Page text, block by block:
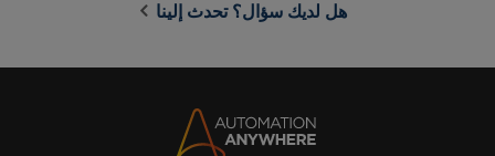
هل لديك سؤال؟ تحدث إلينا